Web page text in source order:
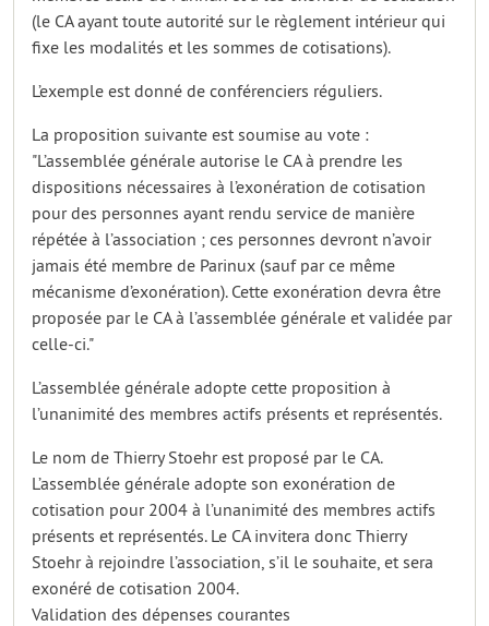
(le CA ayant toute autorité sur le règlement intérieur qui
fixe les modalités et les sommes de cotisations).
L’exemple est donné de conférenciers réguliers.
La proposition suivante est soumise au vote :
"L’assemblée générale autorise le CA à prendre les
dispositions nécessaires à l’exonération de cotisation
pour des personnes ayant rendu service de manière
répétée à l’association ; ces personnes devront n’avoir
jamais été membre de Parinux (sauf par ce même
mécanisme d’exonération). Cette exonération devra être
proposée par le CA à l’assemblée générale et validée par
celle-ci."
L’assemblée générale adopte cette proposition à
l’unanimité des membres actifs présents et représentés.
Le nom de Thierry Stoehr est proposé par le CA.
L’assemblée générale adopte son exonération de
cotisation pour 2004 à l’unanimité des membres actifs
présents et représentés. Le CA invitera donc Thierry
Stoehr à rejoindre l’association, s’il le souhaite, et sera
exonéré de cotisation 2004.
Validation des dépenses courantes